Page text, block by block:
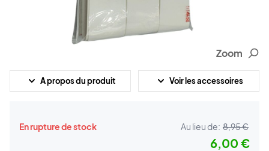
Zoom
A propos du produit Voir les accessoires
En rupture de stock Au lieu de: 8,95 €
6,00 €